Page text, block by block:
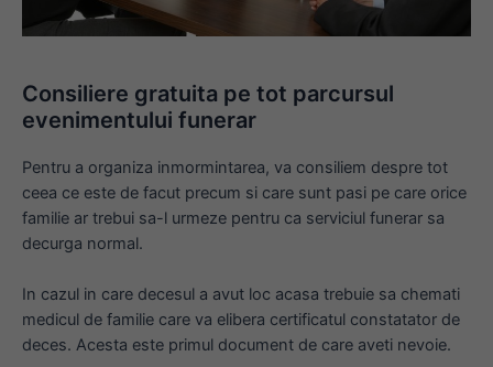
Consiliere gratuita pe tot parcursul
evenimentului funerar
Pentru a organiza inmormintarea, va consiliem despre tot
ceea ce este de facut precum si care sunt pasi pe care orice
familie ar trebui sa-l urmeze pentru ca serviciul funerar sa
decurga normal.
In cazul in care decesul a avut loc acasa trebuie sa chemati
medicul de familie care va elibera certificatul constatator de
deces. Acesta este primul document de care aveti nevoie.